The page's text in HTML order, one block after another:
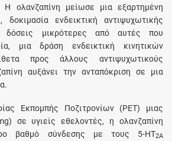
Η ολανζαπίνη μείωσε μια εξαρτημένη
δοκιμασία ενδεικτική αντιψυχωτικής
δόσεις μικρότερες από αυτές που
μια δράση ενδεικτική κινητικών
προς άλλους αντιψυχωτικούς
αυξάνει την ανταπόκριση σε μια
Εκπομπής Ποζιτρονίων (PET) μιας
σε υγιείς εθελοντές, η ολανζαπίνη
βαθμό σύνδεσης με τους 5-HT2A